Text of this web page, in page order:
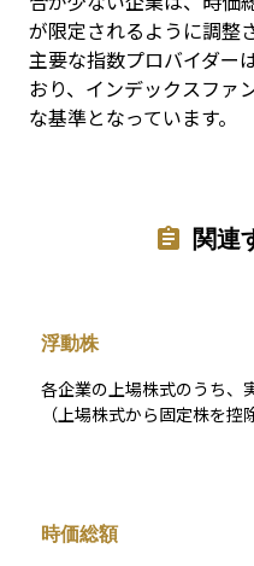
が限定されるように調整
主要な指数プロバイダー
おり、インデックスファ
な基準となっています。
関連
浮動株
各企業の上場株式のうち、
（上場株式から固定株を控
時価総額